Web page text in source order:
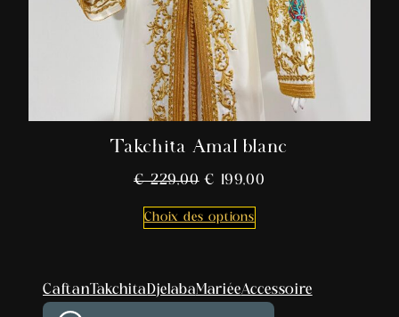
Takchita Amal blanc
€229,00 € 199,00
Choix des options
Caftan TakchitaDjelabaMariéeAccessoire